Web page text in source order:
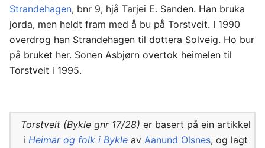
Strandehagen, bnr 9, hjå Tarjei E. Sanden. Han bruka
jorda, men heldt fram med å bu på Torstveit. I 1990
overdrog han Strandehagen til dottera Solveig. Ho bur
på bruket her. Sonen Asbjørn overtok heimelen til
Torstveit i 1995.
Torstveit (Bykle gnr 17/28) er basert på ein artikkel
i Heimar og folk i Bykle av Aanund Olsnes, og lagt